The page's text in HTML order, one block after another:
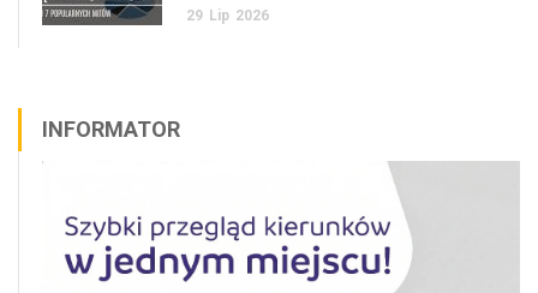
29 Lip 2026
INFORMATOR